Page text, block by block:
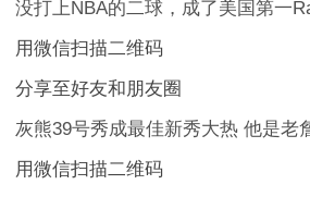
没打上NBA的二球，成了美国第一
用微信扫描二维码
分享至好友和朋友圈
灰熊39号秀成最佳新秀大热 他是老
用微信扫描二维码